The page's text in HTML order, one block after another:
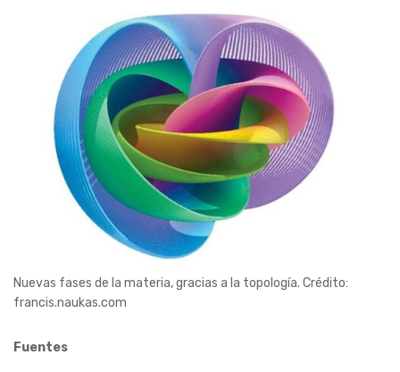
Nuevas fases de la materia, gracias a la topología. Crédito:
francis.naukas.com
Fuentes